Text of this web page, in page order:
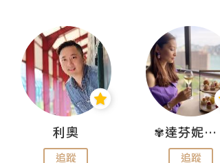
利奧
追蹤
✾達芬妮•愛孩子•愛生活✾
追蹤